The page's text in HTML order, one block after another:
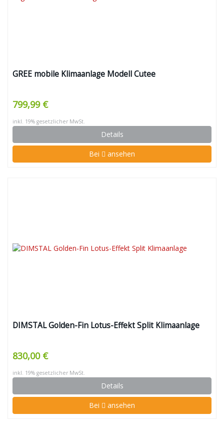
GREE mobile Klimaanlage Modell Cutee
799,99 €
inkl. 19% gesetzlicher MwSt.
Details
Bei ansehen
DIMSTAL Golden-Fin Lotus-Effekt Split Klimaanlage
830,00 €
inkl. 19% gesetzlicher MwSt.
Details
Bei ansehen